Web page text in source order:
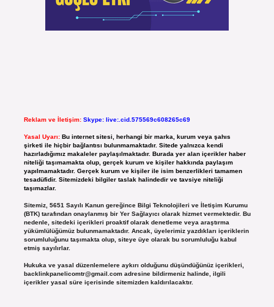
Reklam ve İletişim: Skype: live:.cid.575569c608265c69
Yasal Uyarı: Bu internet sitesi, herhangi bir marka, kurum veya şahıs
şirketi ile hiçbir bağlantısı bulunmamaktadır. Sitede yalnızca kendi
hazırladığımız makaleler paylaşılmaktadır. Burada yer alan içerikler haber
niteliği taşımamakta olup, gerçek kurum ve kişiler hakkında paylaşım
yapılmamaktadır. Gerçek kurum ve kişiler ile isim benzerlikleri tamamen
tesadüfidir. Sitemizdeki bilgiler taslak halindedir ve tavsiye niteliği
taşımazlar.
Sitemiz, 5651 Sayılı Kanun gereğince Bilgi Teknolojileri ve İletişim Kurumu
(BTK) tarafından onaylanmış bir Yer Sağlayıcı olarak hizmet vermektedir. Bu
nedenle, sitedeki içerikleri proaktif olarak denetleme veya araştırma
yükümlülüğümüz bulunmamaktadır. Ancak, üyelerimiz yazdıkları içeriklerin
sorumluluğunu taşımakta olup, siteye üye olarak bu sorumluluğu kabul
etmiş sayılırlar.
Hukuka ve yasal düzenlemelere aykırı olduğunu düşündüğünüz içerikleri,
backlinkpanelicomtr@gmail.comadresine bildirmeniz halinde, ilgili
içerikler yasal süre içerisinde sitemizden kaldırılacaktır.